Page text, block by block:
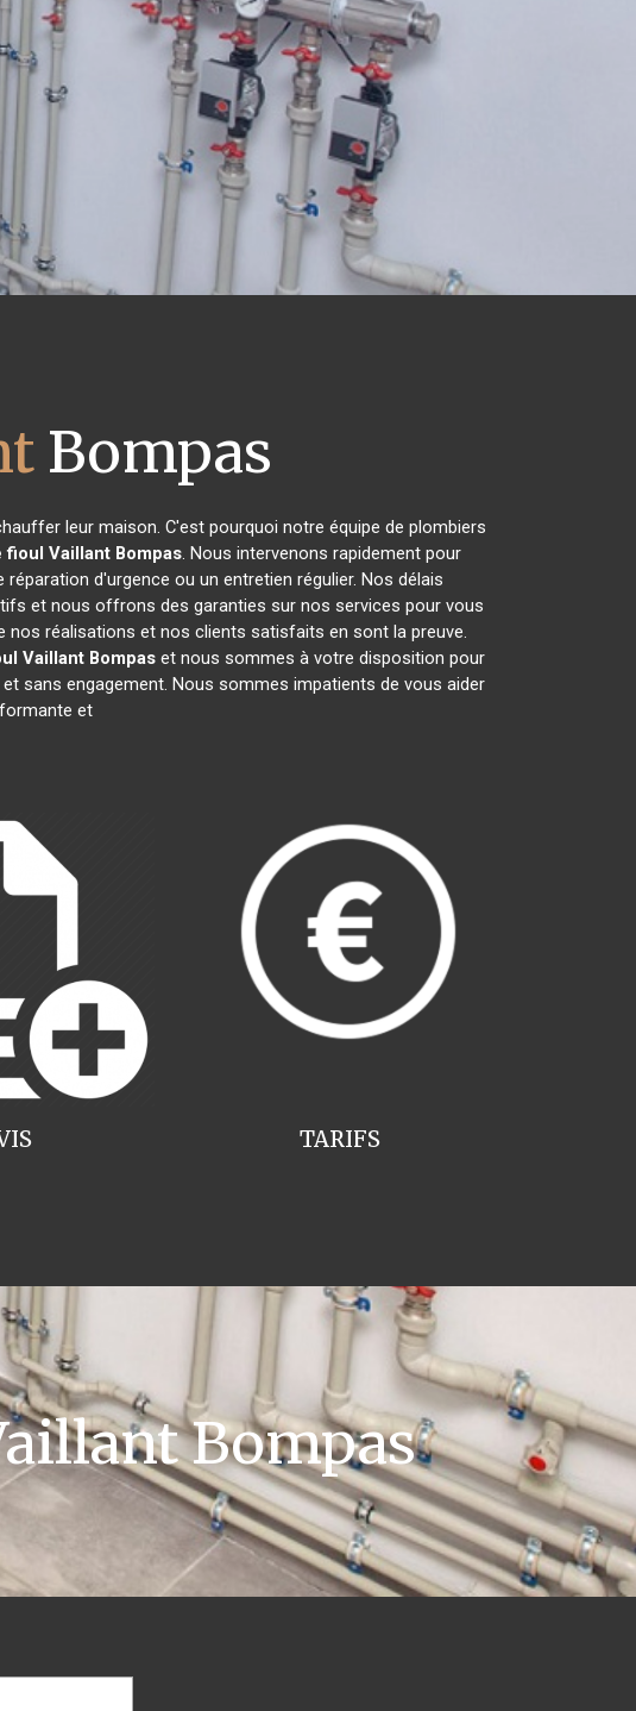
Bompas
leur maison. C'est pourquoi notre équipe de plombiers
fioul Vaillant Bompas. Nous intervenons rapidement pour
réparation d'urgence ou un entretien régulier. Nos délais
et nous offrons des garanties sur nos services pour vous
réalisations et nos clients satisfaits en sont la preuve.
Vaillant Bompas et nous sommes à votre disposition pour
sans engagement. Nous sommes impatients de vous aider
et
TARIFS
Bompas